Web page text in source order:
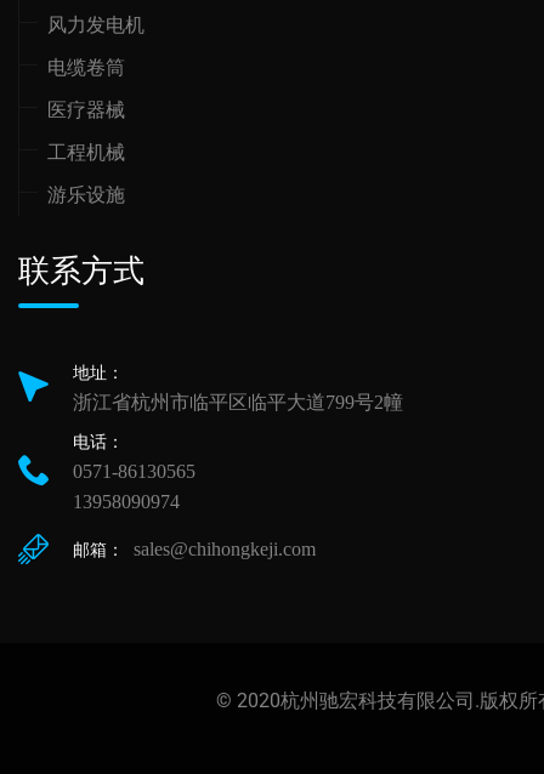
风力发电机
电缆卷筒
医疗器械
工程机械
游乐设施
联系方式
地址：
浙江省杭州市临平区临平大道799号2幢
电话：
0571-86130565
13958090974
邮箱： sales@chihongkeji.com
© 2020杭州驰宏科技有限公司.版权所